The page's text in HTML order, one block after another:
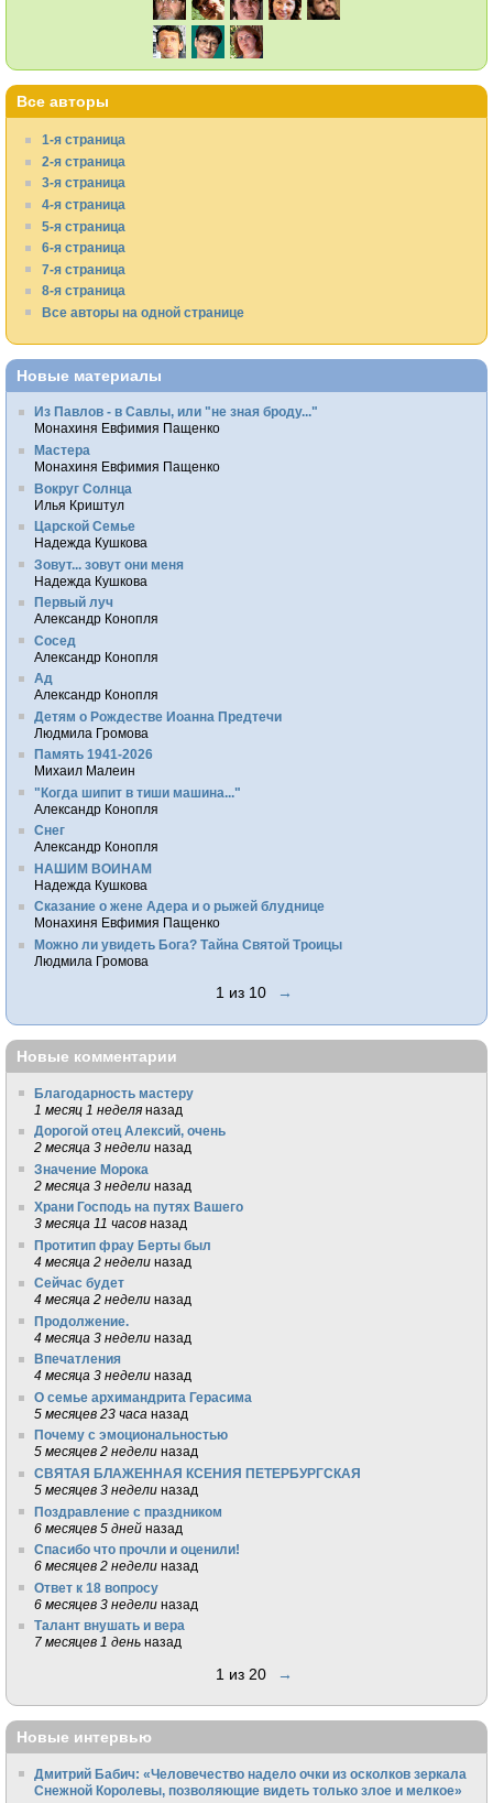
Все авторы
1-я страница
2-я страница
3-я страница
4-я страница
5-я страница
6-я страница
7-я страница
8-я страница
Все авторы на одной странице
Новые материалы
Из Павлов - в Савлы, или "не зная броду..."
Монахиня Евфимия Пащенко
Мастера
Монахиня Евфимия Пащенко
Вокруг Солнца
Илья Криштул
Царской Семье
Надежда Кушкова
Зовут... зовут они меня
Надежда Кушкова
Первый луч
Александр Конопля
Сосед
Александр Конопля
Ад
Александр Конопля
Детям о Рождестве Иоанна Предтечи
Людмила Громова
Память 1941-2026
Михаил Малеин
"Когда шипит в тиши машина..."
Александр Конопля
Снег
Александр Конопля
НАШИМ ВОИНАМ
Надежда Кушкова
Сказание о жене Адера и о рыжей блуднице
Монахиня Евфимия Пащенко
Можно ли увидеть Бога? Тайна Святой Троицы
Людмила Громова
1 из 10 →
Новые комментарии
Благодарность мастеру
1 месяц 1 неделя назад
Дорогой отец Алексий, очень
2 месяца 3 недели назад
Значение Морока
2 месяца 3 недели назад
Храни Господь на путях Вашего
3 месяца 11 часов назад
Протитип фрау Берты был
4 месяца 2 недели назад
Сейчас будет
4 месяца 2 недели назад
Продолжение.
4 месяца 3 недели назад
Впечатления
4 месяца 3 недели назад
О семье архимандрита Герасима
5 месяцев 23 часа назад
Почему с эмоциональностью
5 месяцев 2 недели назад
СВЯТАЯ БЛАЖЕННАЯ КСЕНИЯ ПЕТЕРБУРГСКАЯ
5 месяцев 3 недели назад
Поздравление с праздником
6 месяцев 5 дней назад
Спасибо что прочли и оценили!
6 месяцев 2 недели назад
Ответ к 18 вопросу
6 месяцев 3 недели назад
Талант внушать и вера
7 месяцев 1 день назад
1 из 20 →
Новые интервью
Дмитрий Бабич: «Человечество надело очки из осколков зеркала
Снежной Королевы, позволяющие видеть только злое и мелкое»